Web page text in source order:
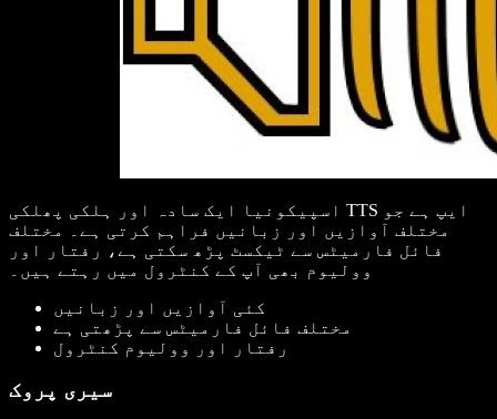
اسپیکونیا ایک سادہ اور ہلکی پھلکی TTS ایپ ہے جو
مختلف آوازیں اور زبانیں فراہم کرتی ہے۔ مختلف
فائل فارمیٹس سے ٹیکسٹ پڑھ سکتی ہے، رفتار اور
وولیوم بھی آپ کے کنٹرول میں رہتے ہیں۔
کئی آوازیں اور زبانیں
مختلف فائل فارمیٹس سے پڑھتی ہے
رفتار اور وولیوم کنٹرول
سیری پروک